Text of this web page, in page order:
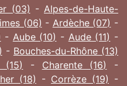
(03) - Alpes-de-Haute-
(06) - Ardèche (07) -
- Aube (10) - Aude (11) -
- Bouches-du-Rhône (13)
(15) - Charente (16)
-
(18) - Corrèze (19) -